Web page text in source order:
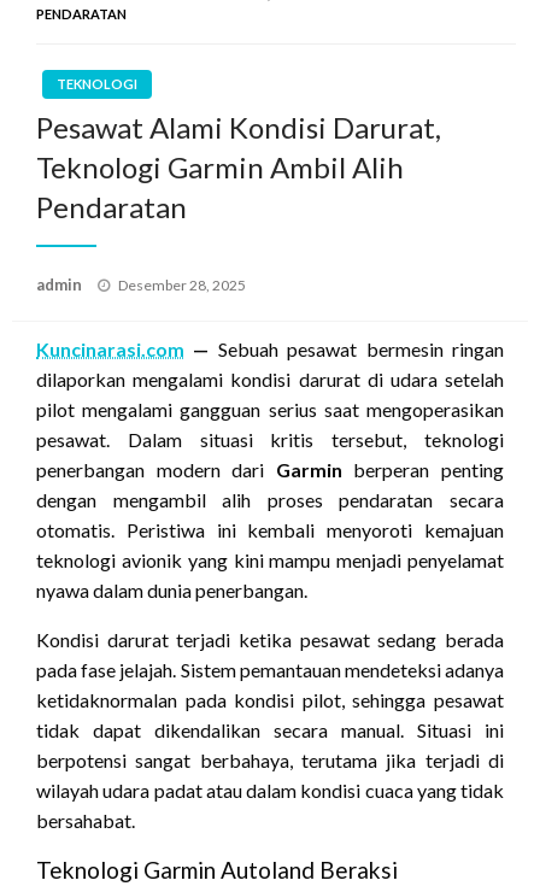
PENDARATAN
TEKNOLOGI
Pesawat Alami Kondisi Darurat,
Teknologi Garmin Ambil Alih
Pendaratan
admin
Posted
Desember 28, 2025
Kuncinarasi.com — Sebuah pesawat bermesin ringan
dilaporkan mengalami kondisi darurat di udara setelah
pilot mengalami gangguan serius saat mengoperasikan
pesawat. Dalam situasi kritis tersebut, teknologi
penerbangan modern dari Garmin berperan penting
dengan mengambil alih proses pendaratan secara
otomatis. Peristiwa ini kembali menyoroti kemajuan
teknologi avionik yang kini mampu menjadi penyelamat
nyawa dalam dunia penerbangan.
Kondisi darurat terjadi ketika pesawat sedang berada
pada fase jelajah. Sistem pemantauan mendeteksi adanya
ketidaknormalan pada kondisi pilot, sehingga pesawat
tidak dapat dikendalikan secara manual. Situasi ini
berpotensi sangat berbahaya, terutama jika terjadi di
wilayah udara padat atau dalam kondisi cuaca yang tidak
bersahabat.
Teknologi Garmin Autoland Beraksi